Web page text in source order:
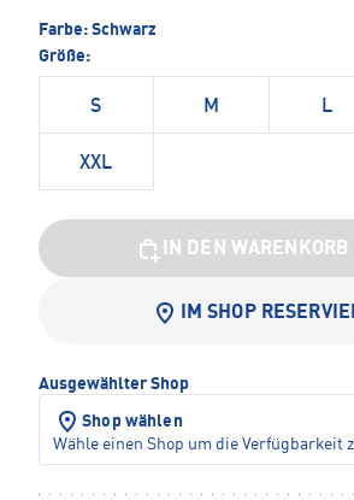
Farbe: Schwarz
Größe:
S M L
XXL
IN DEN WARENKORB
IM SHOP
Ausgewählter Shop
Shop wählen
Wähle einen Shop um die Verfügbarkeit